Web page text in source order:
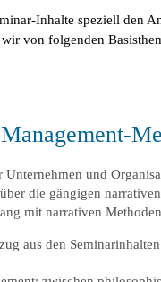
Inhalte speziell den
von folgenden
Unternehmen und
die gängigen
mit narrativen
aus den